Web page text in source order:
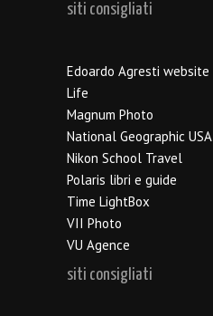
siti consigliati
Edoardo Agresti website
Life
Magnum Photo
National Geographic USA
Nikon School Travel
Polaris libri e guide
Time LightBox
VII Photo
VU Agence
siti consigliati